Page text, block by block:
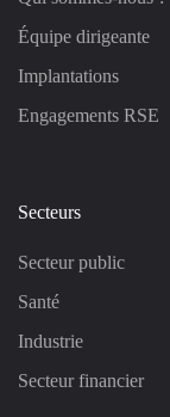
Équipe dirigeante
Implantations
Engagements RSE
Secteurs
Secteur public
Santé
Industrie
Secteur financier